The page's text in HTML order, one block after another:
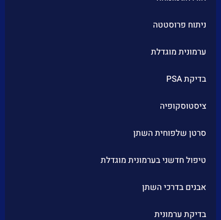
ניתוח פרוסטטה
ערמונית מוגדלת
בדיקת PSA
ציסטוסקופיה
סרטן שלפוחית השתן
טיפול חדשני בערמונית מוגדלת
אבנים בדרכי השתן
בדיקת ערמונית